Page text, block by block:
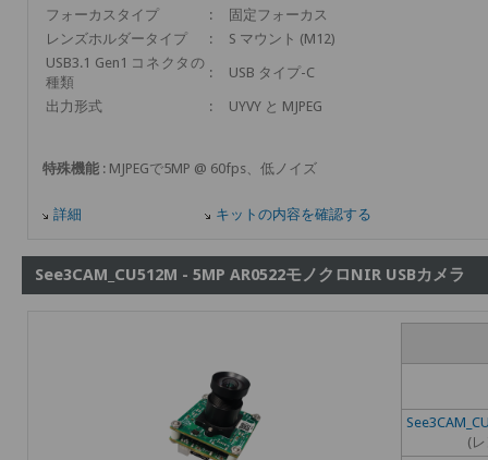
フォーカスタイプ
:
固定フォーカス
レンズホルダータイプ
:
S マウント (M12)
USB3.1 Gen1 コネクタの
種類
: USB タイプ-C
出力形式 : UYVY と MJPEG
特殊機能 : MJPEGで5MP @ 60fps、低ノイズ
詳細 キットの内容を確認する
See3CAM_CU512M - 5MP AR0522モノクロNIR USBカメラ
(